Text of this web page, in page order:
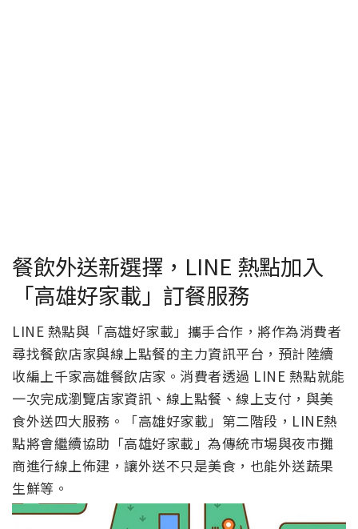
餐飲外送新選擇，LINE 熱點加入
「高雄好家載」訂餐服務
LINE 熱點與「高雄好家載」攜手合作，將作為消費者
尋找餐飲店家與線上點餐的主力資訊平台， 預計陸續
收編上千家高雄餐飲店家。消費者透過 LINE 熱點就能
一次完成瀏覽店家資訊、線上點餐、線上支付，與美
食外送四大服務。「高雄好家載」第二階段，LINE熱
點將會繼續協助「高雄好家載」為傳統市場與夜市攤
商進行線上佈建，讓外送不只是美食，也能外送蔬果
生鮮等。